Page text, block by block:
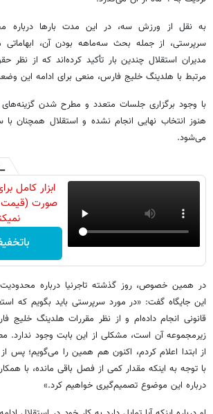
به نقل از ورزش سه، در این مدت بارها درباره
سرپرستی، از جمله بحث سه‌ماهه بودن آن، ابهاماتی
مدیران استقلال چندین بار تأکید کرده‌اند که از
مرتبط با هلدینگ خلیج فارس، منعی برای ادامه این
با وجود برگزاری جلسات متعدد و مطرح شدن گزینه‌های
هنوز انتخاب نهایی انجام نشده و استقلال همچنان با
می‌شود.
ابزار کامل
صورت (قیمت
در همین خصوص، روز گذشته تاجرنیا درباره
این جایگاه گفت: «در مورد سرپرستی باید بگویم که
قانونی انجام داده‌ام و از نظر مقررات هلدینگ خلیج
زیرمجموعه آن است، مشکلی از این بابت وجود ندارد.
از ابتدا اعلام کردم، اکنون هم همین را می‌گویم؛ پس
با توجه به اینکه مقدار کمی از فصل باقی مانده، با
درباره این موضوع تصمیم‌گیری خواهیم کرد.»